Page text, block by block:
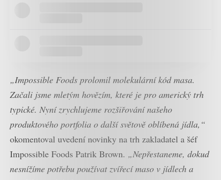
„Impossible Foods prolomil molekulární kód masa.
Začali jsme mletým hovězím, které je pro americký trh
typické. Nyní zrychlujeme rozšiřování našeho
produktového portfolia o další světově oblíbená jídla,“
okomentoval uvedení novinky na trh zakladatel a šéf
Impossible Foods Patrik Brown. „Nepřestaneme, dokud
nesnížíme potřebu používat zvířecí maso v jídlech a